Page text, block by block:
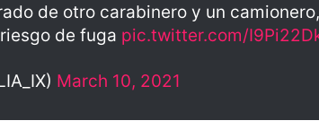
de otro carabinero y un
de fuga pic.twitter.com/
March 10, 2021